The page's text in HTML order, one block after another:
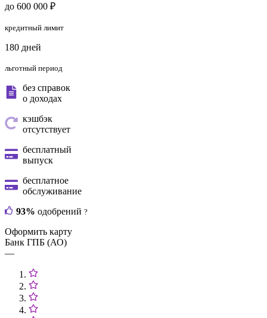
до 600 000 ₽
кредитный лимит
180 дней
льготный период
без справок
о доходах
кэшбэк
отсутствует
бесплатный
выпуск
бесплатное
обслуживание
93% одобрений ?
Оформить карту
Банк ГПБ (АО)
—